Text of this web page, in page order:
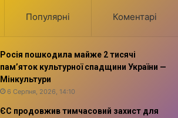
Популярні Коментарі
Росія пошкодила майже 2 тисячі
пам’яток культурної спадщини України —
Мінкультури
6 Серпня, 2026, 14:10
ЄС продовжив тимчасовий захист для